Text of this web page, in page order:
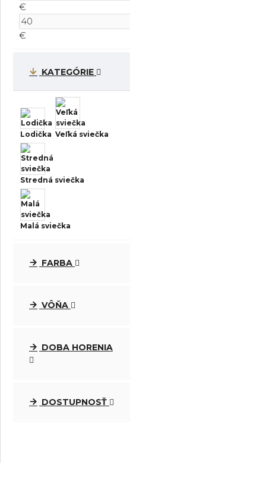
€
€
KATEGÓRIE
Lodička Veľká sviečka
Stredná sviečka
Malá sviečka
FARBA
VÔŇA
DOBA HORENIA
DOSTUPNOSŤ